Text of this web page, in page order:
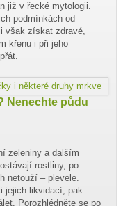
již v řecké mytologii.
podmínkách od
však získat zdravé,
křenu i při jeho
Nenechte půdu
zeleniny a dalším
rostliny, po
netouží – plevele.
jejich likvidací, pak
Porozhlédněte se po